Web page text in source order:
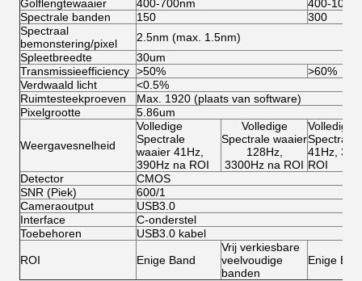
Golflengtewaaier
400-700nm
400-
Spectrale banden
150
300
Spectraal
bemonstering/pixel
2.5nm (max. 1.5nm)
Spleetbreedte
30um
Transmissieefficiency >50%
>60%
Verdwaald licht
<0.5%
Ruimtesteekproeven
Max. 1920 (plaats van software)
Pixelgrootte
5.86um
Weergavesnelheid
Volledige
Spectrale
waaier 41Hz,
390Hz na ROI
Volledige
Spectrale waaier
128Hz,
3300Hz na ROI
Volledige
Spectrale
41Hz,
ROI
Detector
CMOS
SNR (Piek)
600/1
Cameraoutput
USB3.0
Interface
C-onderstel
Toebehoren
USB3.0 kabel
ROI Enige Band
Vrij verkiesbare
veelvoudige
banden
Enige